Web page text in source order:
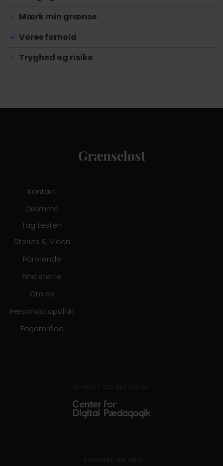
Mærk min grænse
Vores forhold
Tryghed og risiko
Grænseløst
Kontakt
Dilemma
Tag testen
Stories & Viden
Pårørende
Find støtte
Om os
Persondatapolitik
Fagområde
UDVIKLET OG DREVET AF:
I SAMARBEJDE MED: